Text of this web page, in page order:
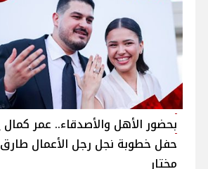
بحضور الأهل والأصدقاء.. عمر
حفل خطوبة نجل رجل الأعمال طارق
مختار